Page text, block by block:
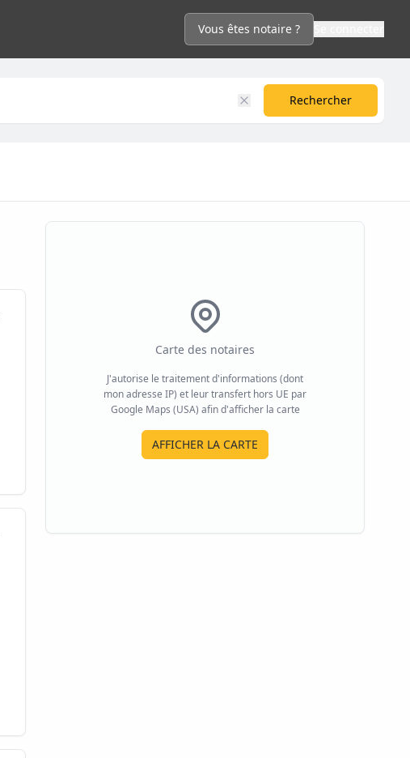
Vous êtes notaire ?
Rechercher
Carte des notaires
J'autorise le traitement d'informations (dont
mon adresse IP) et leur transfert hors UE par
Google Maps (USA) afin d'afficher la carte
AFFICHER LA CARTE